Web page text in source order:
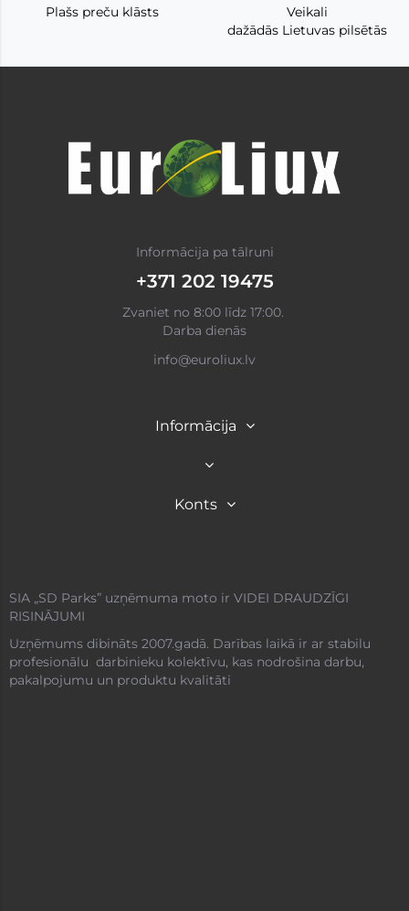
Plašs preču klāsts
Veikali
dažādās Lietuvas pilsētās
Informācija pa tālruni
+371 202 19475
Zvaniet no 8:00 līdz 17:00.
Darba dienās
info@euroliux.lv
Informācija
Konts
SIA „SD Parks” uzņēmuma moto ir VIDEI DRAUDZĪGI
RISINĀJUMI
Uzņēmums dibināts 2007.gadā. Darības laikā ir ar stabilu
profesionālu darbinieku kolektīvu, kas nodrošina darbu,
pakalpojumu un produktu kvalitāti